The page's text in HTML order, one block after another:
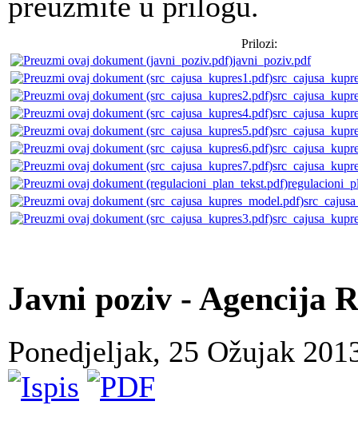
Prilozi:
javni_poziv.pdf
Javni poziv - Agencija
Ponedjeljak, 25 Ožujak